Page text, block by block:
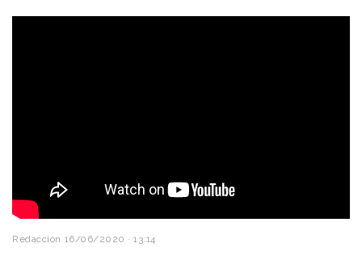
Redacción 16/06/2020 · 13:14